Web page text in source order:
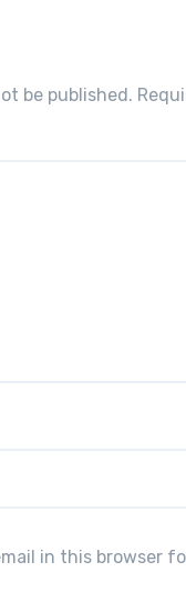
be published.
in this browser